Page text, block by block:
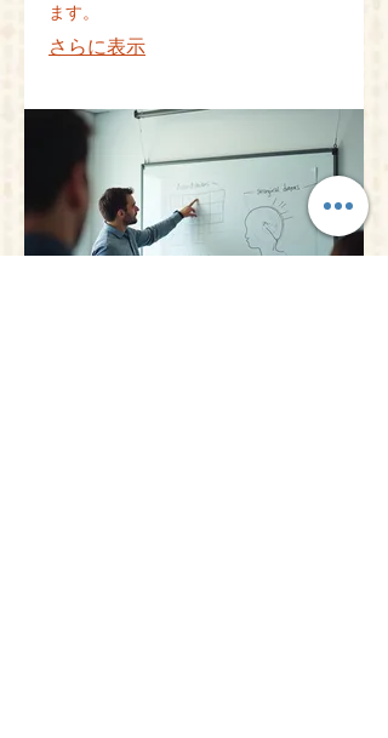
ます。
さらに表示